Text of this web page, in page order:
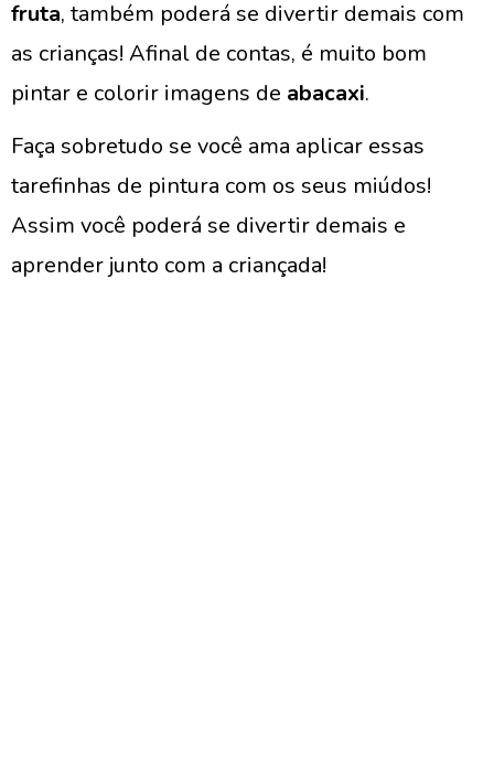
fruta, também poderá se divertir demais com
as crianças! Afinal de contas, é muito bom
pintar e colorir imagens de abacaxi.
Faça sobretudo se você ama aplicar essas
tarefinhas de pintura com os seus miúdos!
Assim você poderá se divertir demais e
aprender junto com a criançada!